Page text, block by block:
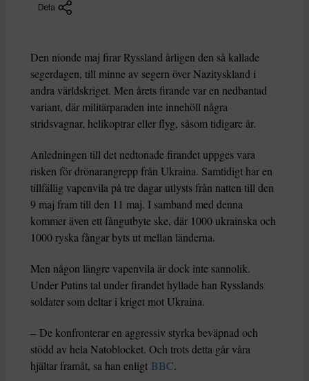
Dela
Den nionde maj firar Ryssland årligen den så kallade
segerdagen, till minne av segern över Nazityskland i
andra världskriget. Men årets firande var en nedbantad
variant, där militärparaden inte innehöll några
stridsvagnar, helikoptrar eller flyg, såsom tidigare år.
Anledningen till det nedtonade firandet uppges vara
risken för drönarangrepp från Ukraina. Samtidigt har en
tillfällig vapenvila på tre dagar utlysts från natten till den
9 maj fram till den 11 maj. I samband med denna
kommer även ett fångutbyte ske, där 1000 ukrainska och
1000 ryska fångar byts ut mellan länderna.
Men någon längre vapenvila är dock inte sannolik.
Under Putins tal under firandet hyllade han Rysslands
soldater som deltar i kriget mot Ukraina.
– De konfronterar en aggressiv styrka beväpnad och
stödd av hela Natoblocket. Och trots detta går våra
hjältar framåt, sa han enligt BBC.